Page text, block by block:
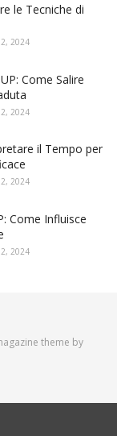
le Tecniche di
2024
Come Salire
2024
il Tempo per
2024
Come Influisce
2024
theme by